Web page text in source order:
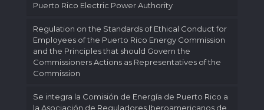
Puerto Rico Electric Power Authority
Regulation on the Standards of Ethical Conduct for
Employees of the Puerto Rico Energy Commission
and the Principles that should Govern the
Commissioners Actions as Representatives of the
Commission
Se integra la Comisión de Energía de Puerto Rico a
la Asociación de Reguladores Iberoamericanos de